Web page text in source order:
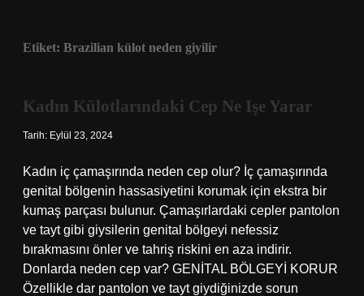
Etiket: Brazilian külot neden giyilir
Kadın Külotlarındaki Cep Ne Işe Yarar
Tarih: Eylül 23, 2024
Kadın iç çamaşırında neden cep olur? İç çamaşırında
genital bölgenin hassasiyetini korumak için ekstra bir
kumaş parçası bulunur. Çamaşırlardaki cepler pantolon
ve tayt gibi giysilerin genital bölgeyi nefessiz
bırakmasını önler ve tahriş riskini en aza indirir.
Donlarda neden cep var? GENİTAL BÖLGEYİ KORUR
Özellikle dar pantolon ve tayt giydiğinizde sorun